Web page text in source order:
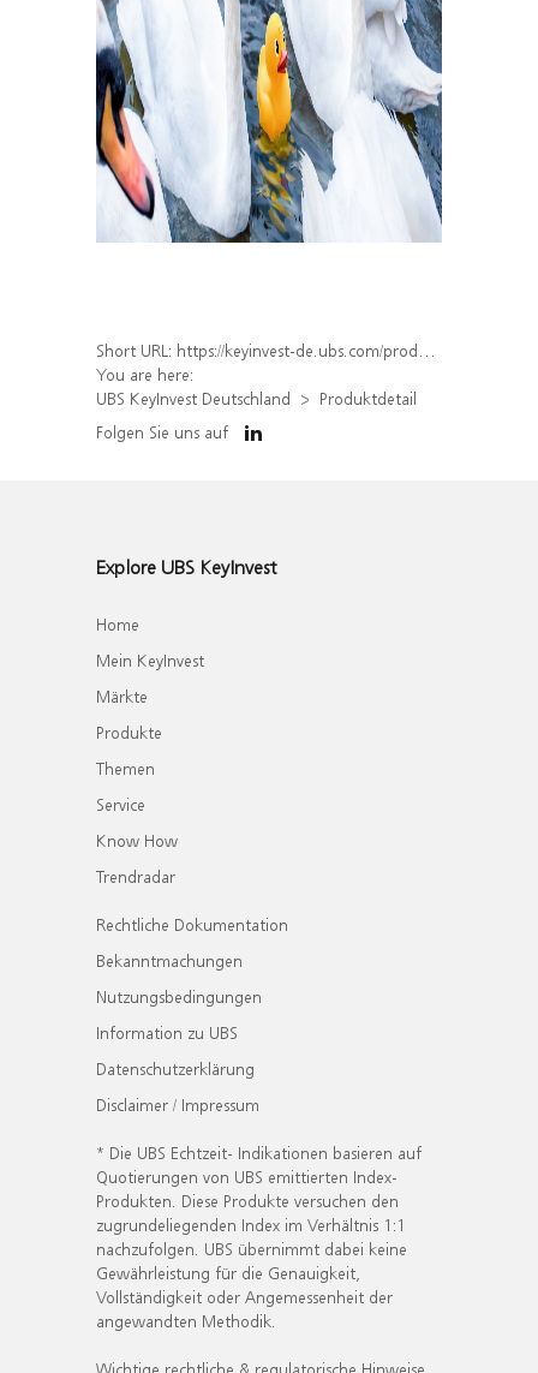
Short URL: https://keyinvest-de.ubs.com/produkt/detail/index/isin/DE000WA5TRQ0
You are here:
UBS KeyInvest Deutschland
Produktdetail
Folgen Sie uns auf
Explore UBS KeyInvest
Home
Mein KeyInvest
Märkte
Produkte
Themen
Service
Know How
Trendradar
Rechtliche Dokumentation
Bekanntmachungen
Nutzungsbedingungen
Information zu UBS
Datenschutzerklärung
Disclaimer / Impressum
* Die UBS Echtzeit- Indikationen basieren auf
Quotierungen von UBS emittierten Index-
Produkten. Diese Produkte versuchen den
zugrundeliegenden Index im Verhältnis 1:1
nachzufolgen. UBS übernimmt dabei keine
Gewährleistung für die Genauigkeit,
Vollständigkeit oder Angemessenheit der
angewandten Methodik.